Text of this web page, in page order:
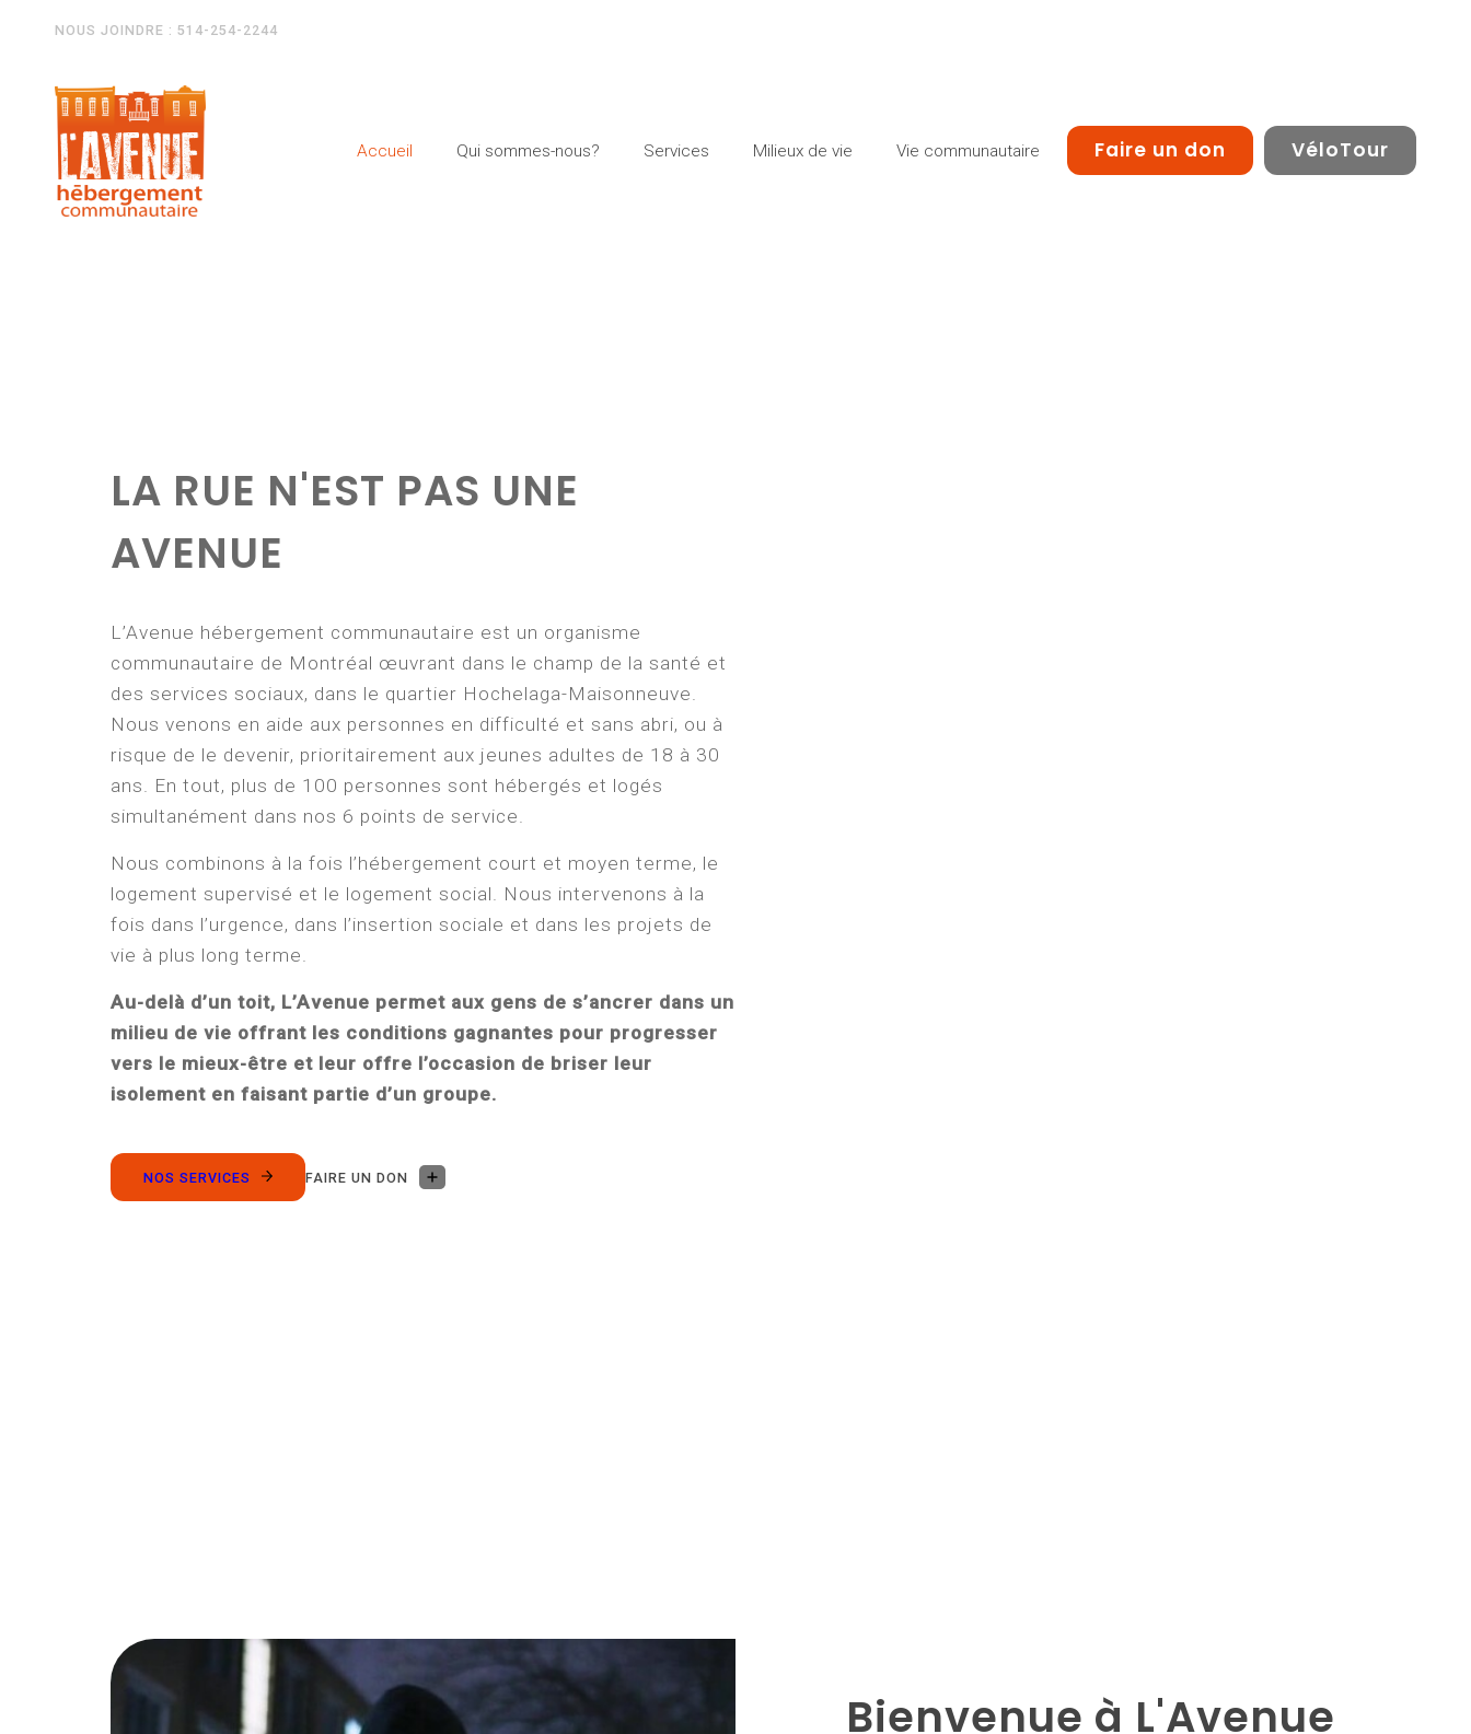
NOUS JOINDRE : 514-254-2244
Accueil Qui sommes-nous? Services Milieux de vie Vie communautaire Faire un don VéloTour
LA RUE N'EST PAS UNE
AVENUE
L’Avenue hébergement communautaire est un organisme
communautaire de Montréal œuvrant dans le champ de la santé et
des services sociaux, dans le quartier Hochelaga-Maisonneuve.
Nous venons en aide aux personnes en difficulté et sans abri, ou à
risque de le devenir, prioritairement aux jeunes adultes de 18 à 30
ans. En tout, plus de 100 personnes sont hébergés et logés
simultanément dans nos 6 points de service.
Nous combinons à la fois l’hébergement court et moyen terme, le
logement supervisé et le logement social. Nous intervenons à la
fois dans l’urgence, dans l’insertion sociale et dans les projets de
vie à plus long terme.
Au-delà d’un toit, L’Avenue permet aux gens de s’ancrer dans un
milieu de vie offrant les conditions gagnantes pour progresser
vers le mieux-être et leur offre l’occasion de briser leur
isolement en faisant partie d’un groupe.
NOS SERVICES FAIRE UN DON
Bienvenue à L'Avenue